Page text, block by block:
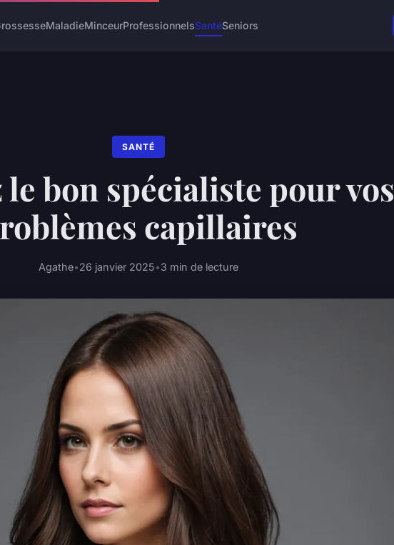
MaladieMinceurProfessionnelsSantéSeniors
SANTÉ
bon spécialiste pour vos
capillaires
Agathe•26 janvier 2025•3 min de lecture